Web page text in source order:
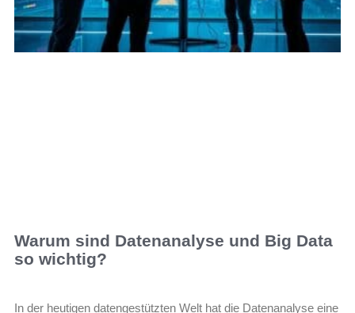
Warum sind Datenanalyse und Big Data
so wichtig?
In der heutigen datengestützten Welt hat die Datenanalyse eine